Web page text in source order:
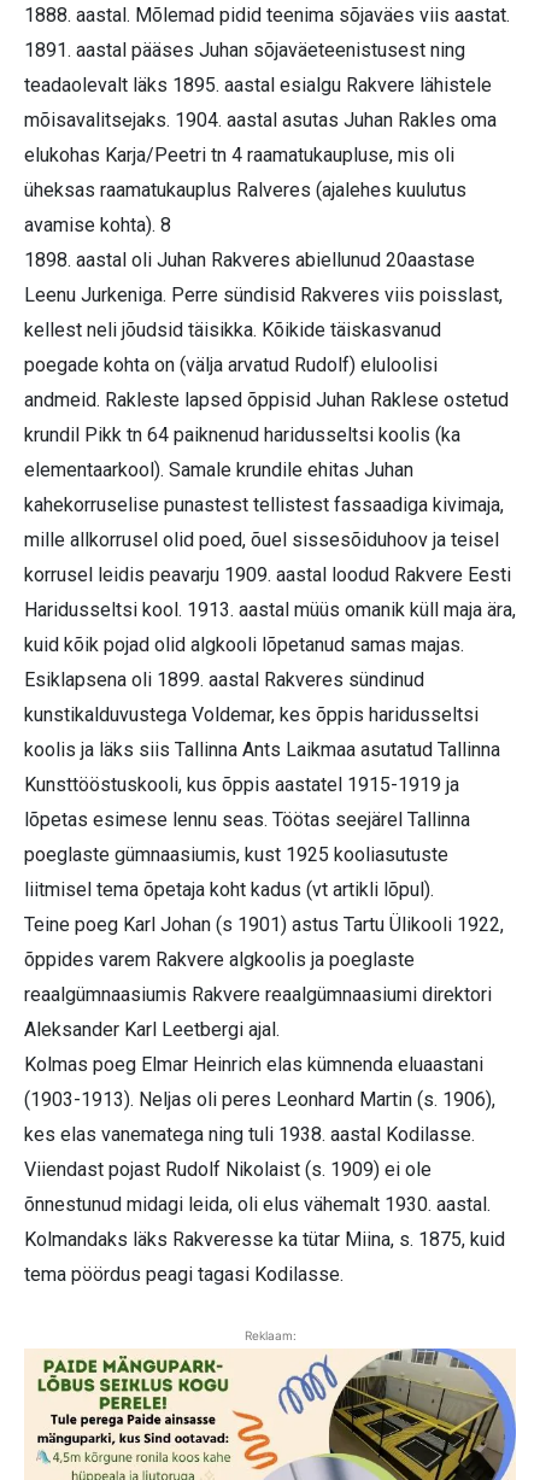
1888. aastal. Mõlemad pidid teenima sõjaväes viis aastat.
1891. aastal pääses Juhan sõjaväeteenistusest ning
teadaolevalt läks 1895. aastal esialgu Rakvere lähistele
mõisavalitsejaks. 1904. aastal asutas Juhan Rakles oma
elukohas Karja/Peetri tn 4 raamatukaupluse, mis oli
üheksas raamatukauplus Ralveres (ajalehes kuulutus
avamise kohta). 8
1898. aastal oli Juhan Rakveres abiellunud 20aastase
Leenu Jurkeniga. Perre sündisid Rakveres viis poisslast,
kellest neli jõudsid täisikka. Kõikide täiskasvanud
poegade kohta on (välja arvatud Rudolf) eluloolisi
andmeid. Rakleste lapsed õppisid Juhan Raklese ostetud
krundil Pikk tn 64 paiknenud haridusseltsi koolis (ka
elementaarkool). Samale krundile ehitas Juhan
kahekorruselise punastest tellistest fassaadiga kivimaja,
mille allkorrusel olid poed, õuel sissesõiduhoov ja teisel
korrusel leidis peavarju 1909. aastal loodud Rakvere Eesti
Haridusseltsi kool. 1913. aastal müüs omanik küll maja ära,
kuid kõik pojad olid algkooli lõpetanud samas majas.
Esiklapsena oli 1899. aastal Rakveres sündinud
kunstikalduvustega Voldemar, kes õppis haridusseltsi
koolis ja läks siis Tallinna Ants Laikmaa asutatud Tallinna
Kunsttööstuskooli, kus õppis aastatel 1915-1919 ja
lõpetas esimese lennu seas. Töötas seejärel Tallinna
poeglaste gümnaasiumis, kust 1925 kooliasutuste
liitmisel tema õpetaja koht kadus (vt artikli lõpul).
Teine poeg Karl Johan (s 1901) astus Tartu Ülikooli 1922,
õppides varem Rakvere algkoolis ja poeglaste
reaalgümnaasiumis Rakvere reaalgümnaasiumi direktori
Aleksander Karl Leetbergi ajal.
Kolmas poeg Elmar Heinrich elas kümnenda eluaastani
(1903-1913). Neljas oli peres Leonhard Martin (s. 1906),
kes elas vanematega ning tuli 1938. aastal Kodilasse.
Viiendast pojast Rudolf Nikolaist (s. 1909) ei ole
õnnestunud midagi leida, oli elus vähemalt 1930. aastal.
Kolmandaks läks Rakveresse ka tütar Miina, s. 1875, kuid
tema pöördus peagi tagasi Kodilasse.
Reklaam: